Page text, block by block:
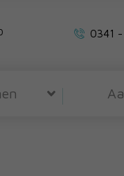
0341